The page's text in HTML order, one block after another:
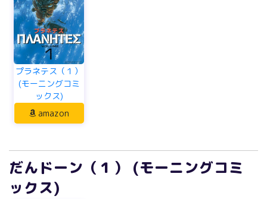
プラネテス（１）
(モーニングコミ
ックス)
amazon
だんドーン（１） (モーニングコミ
ックス)